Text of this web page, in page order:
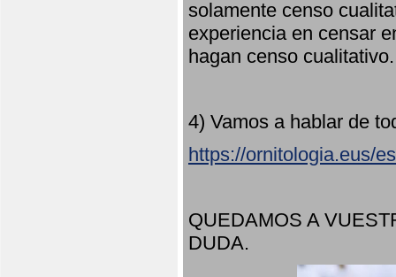
solamente censo
experiencia en censar
hagan censo
4) Vamos a hablar de
https://ornitologia.eus/
QUEDAMOS A
DUDA.